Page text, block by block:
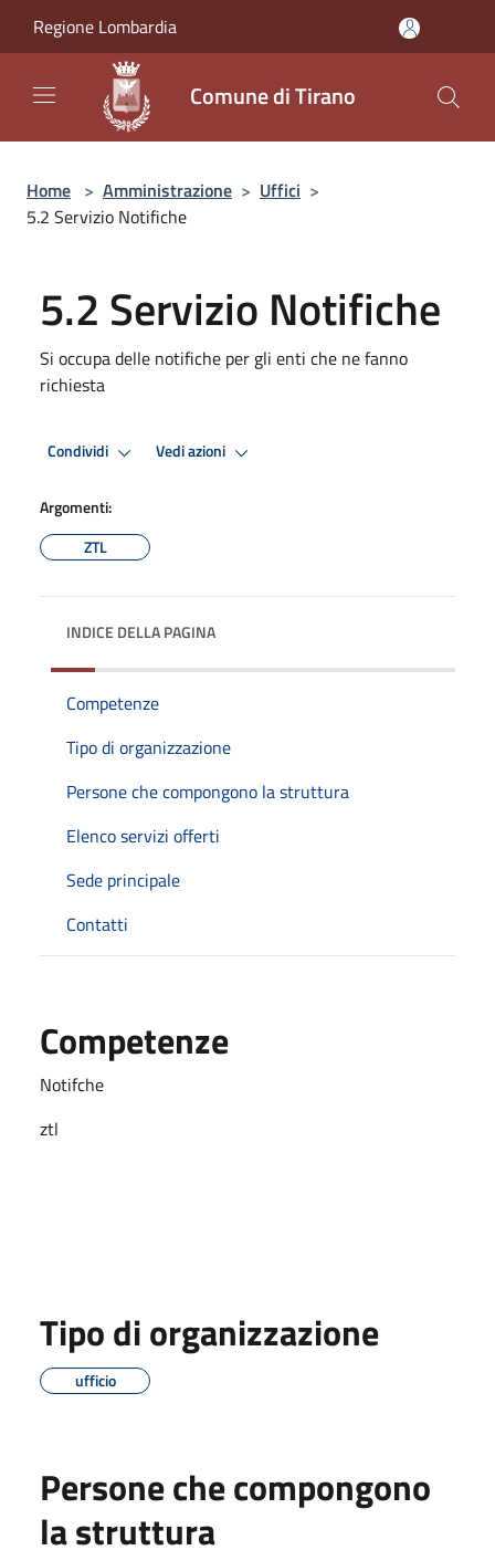
Regione Lombardia
Comune di Tirano
Home > Amministrazione > Uffici >
5.2 Servizio Notifiche
5.2 Servizio Notifiche
Si occupa delle notifiche per gli enti che ne fanno
richiesta
Condividi Vedi azioni
Argomenti:
ZTL
INDICE DELLA PAGINA
Competenze
Tipo di organizzazione
Persone che compongono la struttura
Elenco servizi offerti
Sede principale
Contatti
Competenze
Notifche
ztl
Tipo di organizzazione
ufficio
Persone che compongono
la struttura